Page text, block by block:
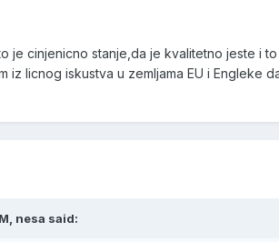
je cinjenicno stanje,da je kvalitetno jeste i
iz licnog iskustva u zemljama EU i Engleke
nesa said: